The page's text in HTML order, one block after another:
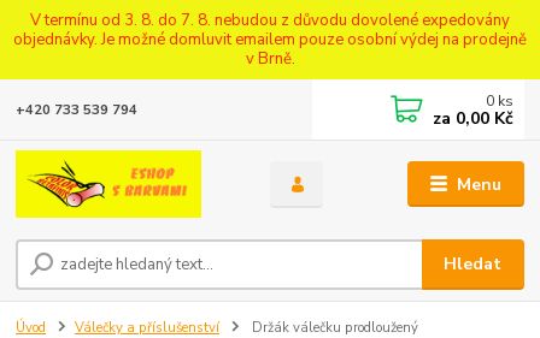
V termínu od 3. 8. do 7. 8. nebudou z důvodu dovolené expedovány
objednávky. Je možné domluvit emailem pouze osobní výdej na prodejně
v Brně.
Menu
Hledat
+420 733 539 794 0 ks
za 0,00 Kč
Úvod Válečky a příslušenství Držák válečku prodloužený